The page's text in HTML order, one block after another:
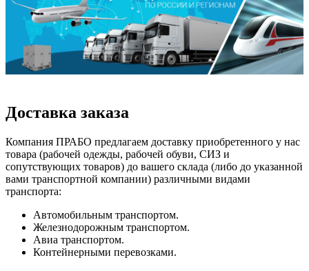
Доставка заказа
Компания ПРАБО предлагаем доставку приобретенного у нас
товара (рабочей одежды, рабочей обуви, СИЗ и
сопутствующих товаров) до вашего склада (либо до указанной
вами транспортной компании) различными видами
транспорта:
Автомобильным транспортом.
Железнодорожным транспортом.
Авиа транспортом.
Контейнерными перевозками.